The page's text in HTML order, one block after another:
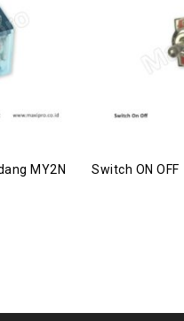
MY2N
Switch ON OFF